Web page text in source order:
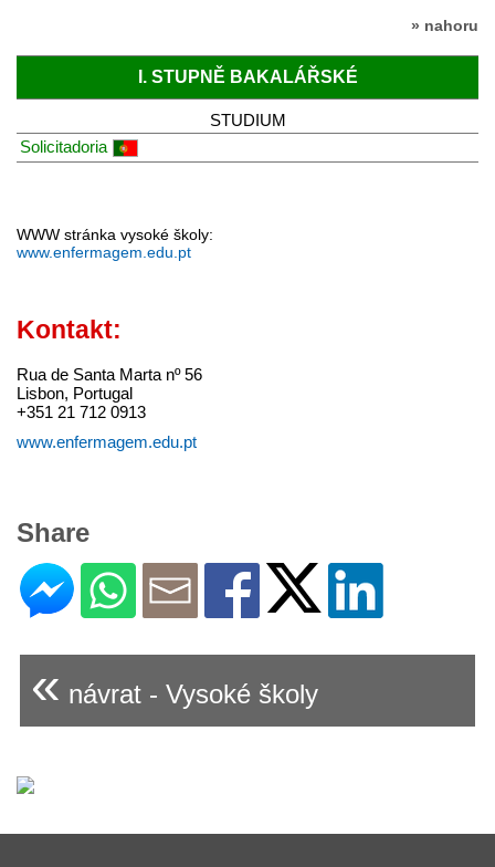
» nahoru
I. STUPNĚ BAKALÁŘSKÉ
STUDIUM
Solicitadoria
WWW stránka vysoké školy:
www.enfermagem.edu.pt
Kontakt:
Rua de Santa Marta nº 56
Lisbon, Portugal
+351 21 712 0913
www.enfermagem.edu.pt
Share
« návrat - Vysoké školy